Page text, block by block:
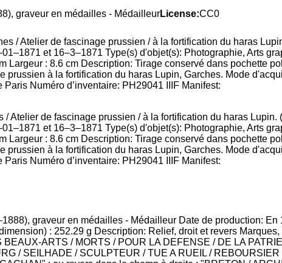
graveur en médailles - MédailleurLicense:CC0
Atelier de fascinage prussien / à la fortification du haras Lupin.
et 16–3–1871 Type(s) d'objet(s): Photographie, Arts
: 8.6 cm Description: Tirage conservé dans pochette
à la fortification du haras Lupin, Garches. Mode
Numéro d’inventaire: PH29041 IIIF Manifest: